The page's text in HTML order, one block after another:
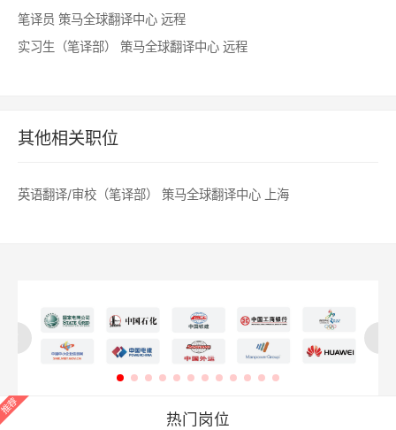
笔译员 策马全球翻译中心 远程
实习生（笔译部）
策马全球翻译中心 远程
其他相关职位
英语翻译/审校（笔译部） 策马全球翻译中心 上海
热门岗位